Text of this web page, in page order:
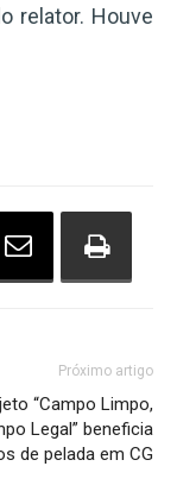
relator. Houve
Próximo artigo
“Campo Limpo,
Legal” beneficia
de pelada em CG